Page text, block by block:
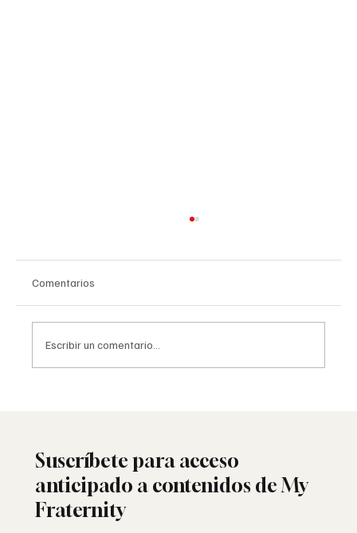
Comentarios
Escribir un comentario...
Suscríbete para acceso
anticipado a contenidos de My
Fraternity